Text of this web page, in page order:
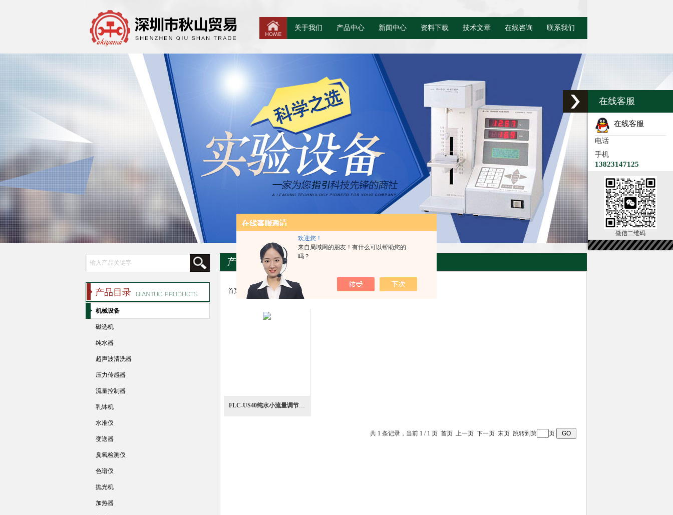
欢迎您！
来自局域网的朋友！有什么可以帮助您的
吗？
关于我们 产品中心 新闻中心 资料下载 技术文章 在线咨询 联系我们
产品列表
首页 >>> 产品中心 >>> 机械设备 流量控制器
FLC-US40纯水小流量调节控制阀一体化流量控制器
共 1 条记录，当前 1 / 1 页 首页 上一页 下一页 末页 跳转到第 页
产品目录
机械设备
磁选机
纯水器
超声波清洗器
压力传感器
流量控制器
乳钵机
水准仪
变送器
臭氧检测仪
色谱仪
抛光机
加热器
在线客服
在线客服
电话
手机
13823147125
微信二维码